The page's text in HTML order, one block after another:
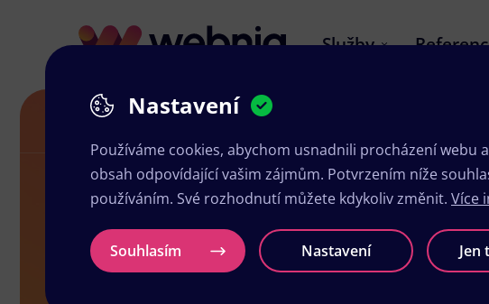
Služby
Akční letáky v Koryčanech
Akční letáky v
Nastavení
Používáme cookies, abychom usnadnili procházení webu
obsah odpovídající vašim zájmům. Potvrzením níže
používáním. Své rozhodnutí můžete kdykoliv změnit. Více
Souhlasím Nastavení Jen